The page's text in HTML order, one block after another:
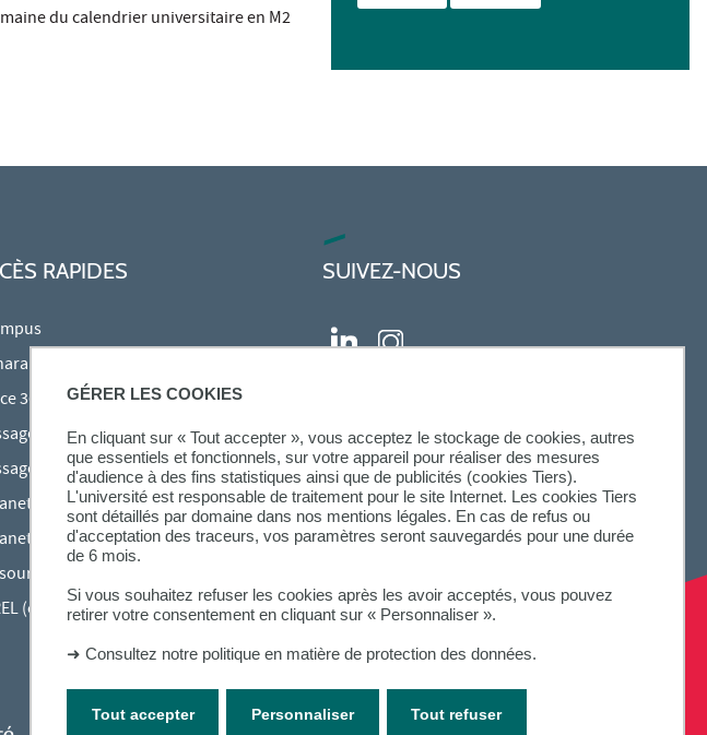
GÉRER LES COOKIES
En cliquant sur « Tout accepter », vous acceptez le stockage de cookies, autres
que essentiels et fonctionnels, sur votre appareil pour réaliser des mesures
d'audience à des fins statistiques ainsi que de publicités (cookies Tiers).
L'université est responsable de traitement pour le site Internet. Les cookies Tiers
sont détaillés par domaine dans nos mentions légales. En cas de refus ou
d'acceptation des traceurs, vos paramètres seront sauvegardés pour une durée
de 6 mois.
Si vous souhaitez refuser les cookies après les avoir acceptés, vous pouvez
retirer votre consentement en cliquant sur « Personnaliser ».
➜ Consultez notre politique en matière de protection des données.
Tout accepter Tout refuser
Personnaliser
du calendrier universitaire en M2
RAPIDES
365
des étudiants
des personnels
Inspé
UPEC
audiovisuelles Inspé
(cours en ligne)
SUIVEZ-NOUS